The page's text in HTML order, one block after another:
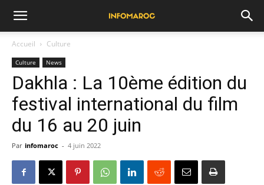
Accueil Culture
Culture News
Dakhla : La 10ème édition du
festival international du film
du 16 au 20 juin
Par infomaroc - 4 juin 2022